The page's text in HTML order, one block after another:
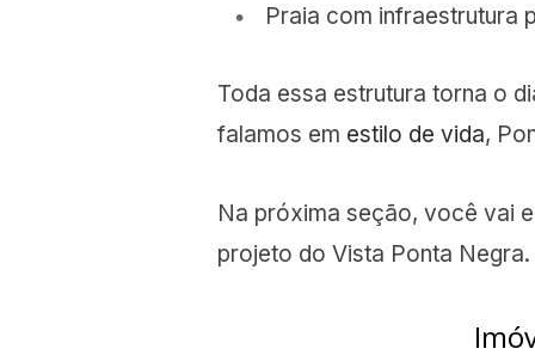
Praia com infraestrutura
Toda essa estrutura torna o
falamos em estilo de vida,
Na próxima seção, você vai
projeto do Vista Ponta Negra.